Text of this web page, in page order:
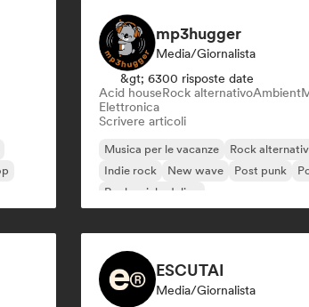
mp3hugger
Media/Giornalista
&gt; 6300 risposte date
Acid houseRock alternativoAmbient
Elettronica
Scrivere articoli
Musica per le vacanze Rock
Indie rock
New wave Post punk
Rock psichedelico
ESCUTAI
Media/Giornalista